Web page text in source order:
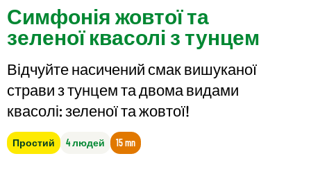
Симфонія жовтої та
зеленої квасолі з тунцем
Відчуйте насичений смак вишуканої
страви з тунцем та двома видами
квасолі: зеленої та жовтої!
Простий 4 людей 15 mn